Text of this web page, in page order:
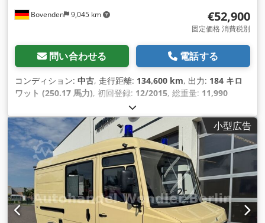
Bovenden 9,045 km €52,900
固定価格 消費税別
問い合わせる 電話する
コンディション: 中古, 走行距離: 134,600 km, 出力: 184 キロ
ワット (250.17 馬力), 初回登録: 12/2015, 総重量: 11,990
, 燃料の種類:ディーゼル
スル構成:4x2, 最大積載重量:3,944 kg（キログラム）, 空車重
量: 8,046 kg（キログラム）, タイヤサイズ: 265/70R17.5, ホイ
ールベース:3,300 mm, ブレーキ:定速スロットル , 運転席: デ
イキャブ, 変速方式:オートマチック, 排出クラス:ユーロ6, サス
ペンション:スチール-エア, 座席数: , 装備:ABS（アンチロッ
ク・ブレーキ・システム）, エアコン, キャビン, クルーズコン
トロール, シートヒーター, デファレンシャルロック, トラクシ
ョンコントロール, パワーステアリング, フォグランプ, 車載コ
ンピュータ, 追加ヘッドライト
小型広告